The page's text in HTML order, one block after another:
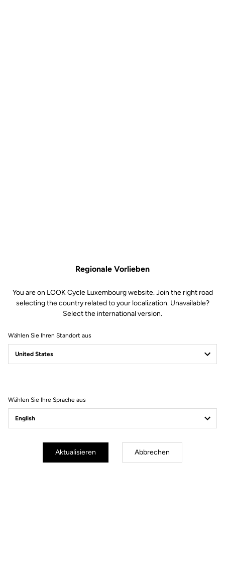
Gravel
Regionale Vorlieben
You are on LOOK Cycle Luxembourg website. Join the right road
selecting the country related to your localization. Unavailable?
Select the international version.
Wählen Sie Ihren Standort aus
Wählen Sie Ihre Sprache aus
Aktualisieren Abbrechen